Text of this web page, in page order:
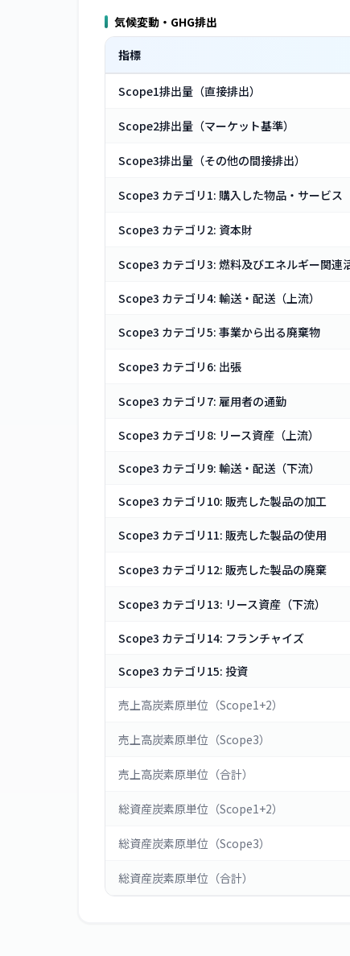
気候変動・GHG排出
指標
Scope1排出量（直接排出）
Scope2排出量（マーケット基準）
Scope3排出量（その他の間接排出）
Scope3 カテゴリ1: 購入した物品・サービス
Scope3 カテゴリ2: 資本財
Scope3 カテゴリ3: 燃料及びエネルギー関連
Scope3 カテゴリ4: 輸送・配送（上流）
Scope3 カテゴリ5: 事業から出る廃棄物
Scope3 カテゴリ6: 出張
Scope3 カテゴリ7: 雇用者の通勤
Scope3 カテゴリ8: リース資産（上流）
Scope3 カテゴリ9: 輸送・配送（下流）
Scope3 カテゴリ10: 販売した製品の加工
Scope3 カテゴリ11: 販売した製品の使用
Scope3 カテゴリ12: 販売した製品の廃棄
Scope3 カテゴリ13: リース資産（下流）
Scope3 カテゴリ14: フランチャイズ
Scope3 カテゴリ15: 投資
売上高炭素原単位（Scope1+2）
売上高炭素原単位（Scope3）
売上高炭素原単位（合計）
総資産炭素原単位（Scope1+2）
総資産炭素原単位（Scope3）
総資産炭素原単位（合計）